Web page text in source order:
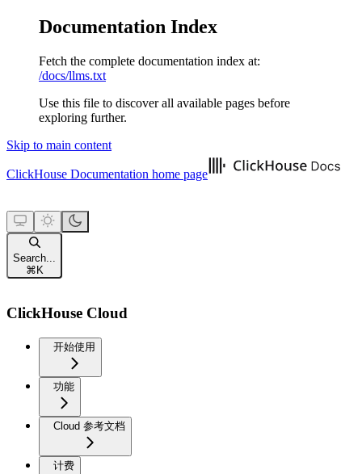
Documentation Index
Fetch the complete documentation index at:
/docs/llms.txt
Use this file to discover all available pages before
exploring further.
Skip to main content
ClickHouse Documentation home page
Search...
⌘ K
ClickHouse Cloud
开始使用
功能
Cloud 参考文档
计费